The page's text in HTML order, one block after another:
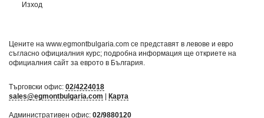
Изход
Цените на www.egmontbulgaria.com се представят в левове и евро
съгласно официалния курс; подробна информация ще откриете на
официалния сайт за еврото в България
Търговски офис: 02/4224018
sales@egmontbulgaria.com
Карта
Административен офис: 02/9880120